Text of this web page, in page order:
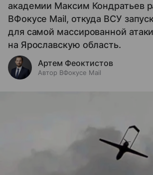
академии Максим Кондратьев
ВФокусе Mail, откуда ВСУ
для самой массированной атаки
на Ярославскую область.
Артем Феоктистов
Автор ВФокусе Mail